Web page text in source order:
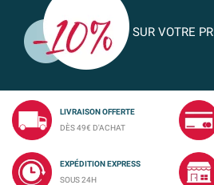
SUR VOTRE
LIVRAISON OFFERTE
DÈS 49€ D'ACHAT
EXPÉDITION EXPRESS
SOUS 24H